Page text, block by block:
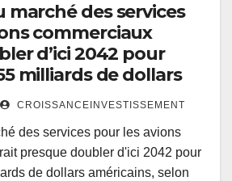
marché des services
commerciaux
d’ici 2042 pour
milliards de dollars
CROISSANCEINVESTISSEMENT
des services pour les avions
presque doubler d'ici 2042 pour
de dollars américains, selon